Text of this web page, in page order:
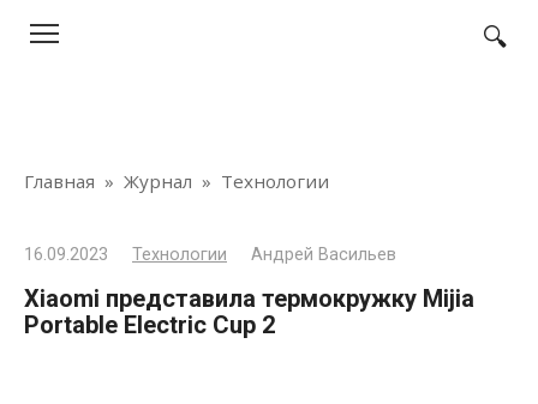
Главная » Журнал » Технологии
16.09.2023 Технологии Андрей Васильев
Xiaomi представила термокружку Mijia
Portable Electric Cup 2